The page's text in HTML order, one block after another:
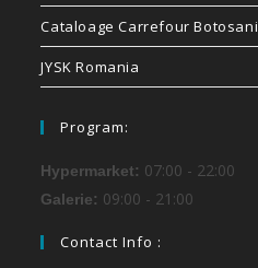
Cataloage Carrefour Botosani
JYSK Romania
Program:
Hypermarket: 07:00 - 22:00
Galerie: 09:00 - 21:00
Contact Info :